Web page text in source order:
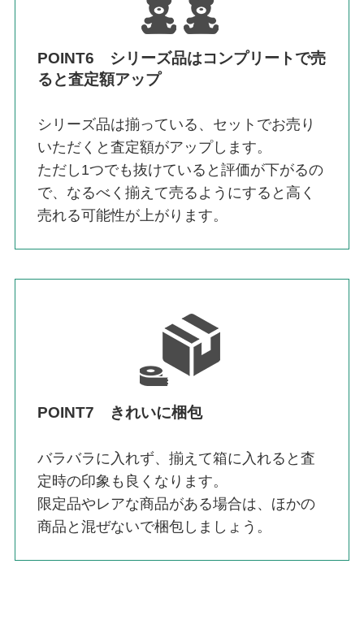
POINT6 シリーズ品はコンプリートで売
ると査定額アップ
シリーズ品は揃っている、セットでお売り
いただくと査定額がアップします。
ただし1つでも抜けていると評価が下がるの
で、なるべく揃えて売るようにすると高く
売れる可能性が上がります。
POINT7 きれいに梱包
バラバラに入れず、揃えて箱に入れると査
定時の印象も良くなります。
限定品やレアな商品がある場合は、ほかの
商品と混ぜないで梱包しましょう。